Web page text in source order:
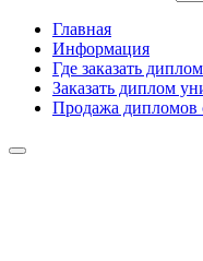
Главная
Информация
Где заказать
Заказать диплом
Продажа дипломов